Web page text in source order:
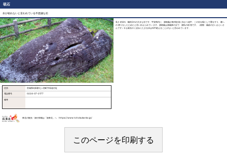
硯石
水が枯れないと言われている不思議な石
長さ約4m、幅約2mの大きな石です。平安時代に、源頼義が奥州征伐に向かう途中、この石を硯にして墨をすり、都へ
の便りをしたためたと言い伝えられています。源頼義は源義家の父で、源氏の頭領です。（頼朝・義経のひいおじいさ
んです）今も硯石のくぼみにたまる水は年中絶えることがないと言われています。
住所 宮城県刈田郡七ヶ宿町字長老付近
電話番号 0224-37-2177
備考
東北の観光・旅行情報は「旅東北」へ https://www.tohokukanko.jp/
このページを印刷する